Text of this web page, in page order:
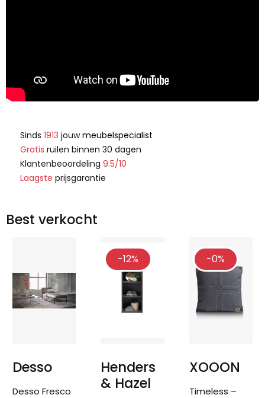
Sinds 1913 jouwmeubelspecialist
Gratis ruilen binnen 30 dagen
Klantenbeoordeling 9.5/10
Laagste prijsgarantie
Best verkocht
Desso
Desso Fresco
-12%
Henders
& Hazel
-0%
XOOON
Timeless –